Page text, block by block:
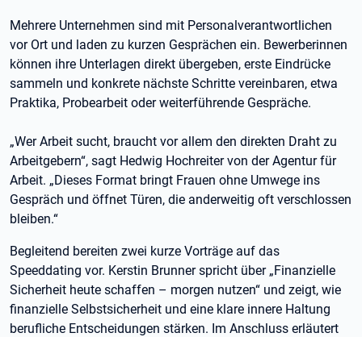
Mehrere Unternehmen sind mit Personalverantwortlichen
vor Ort und laden zu kurzen Gesprächen ein. Bewerberinnen
können ihre Unterlagen direkt übergeben, erste Eindrücke
sammeln und konkrete nächste Schritte vereinbaren, etwa
Praktika, Probearbeit oder weiterführende Gespräche.
„Wer Arbeit sucht, braucht vor allem den direkten Draht zu
Arbeitgebern“, sagt Hedwig Hochreiter von der Agentur für
Arbeit. „Dieses Format bringt Frauen ohne Umwege ins
Gespräch und öffnet Türen, die anderweitig oft verschlossen
bleiben.“
Begleitend bereiten zwei kurze Vorträge auf das
Speeddating vor. Kerstin Brunner spricht über „Finanzielle
Sicherheit heute schaffen – morgen nutzen“ und zeigt, wie
finanzielle Selbstsicherheit und eine klare innere Haltung
berufliche Entscheidungen stärken. Im Anschluss erläutert